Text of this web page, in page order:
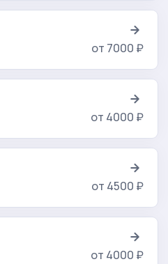
от 7000 ₽
от 4000 ₽
от 4500 ₽
от 4000 ₽